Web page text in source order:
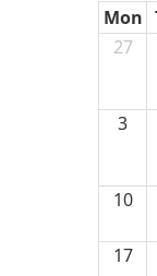
Mon
27
3
10
17